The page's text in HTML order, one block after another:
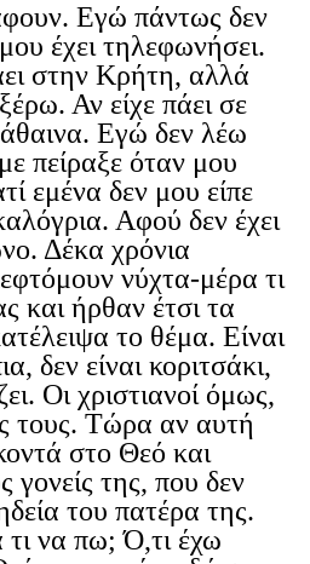
Εγώ πάντως δεν
έχει τηλεφωνήσει.
στην Κρήτη, αλλά
Αν είχε πάει σε
Εγώ δεν λέω
πείραξε όταν μου
εμένα δεν μου είπε
Αφού δεν έχει
Δέκα χρόνια
νύχτα-μέρα τι
και ήρθαν έτσι τα
το θέμα. Είναι
δεν είναι κοριτσάκι,
Οι χριστιανοί όμως,
τους. Τώρα αν αυτή
κοντά στο Θεό και
γονείς της, που δεν
του πατέρα της.
τι να πω; Ό,τι έχω